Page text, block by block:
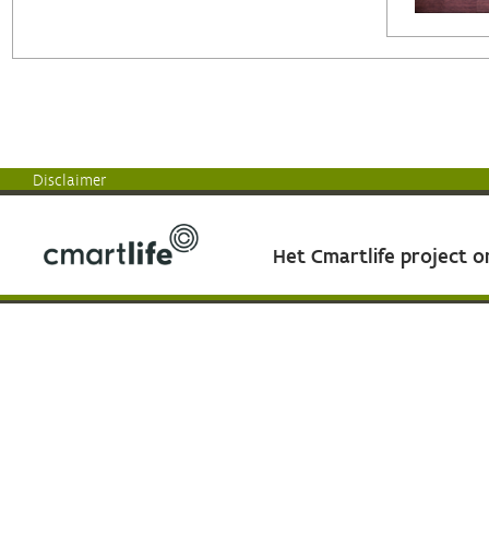
Disclaimer
Het Cmartlife project